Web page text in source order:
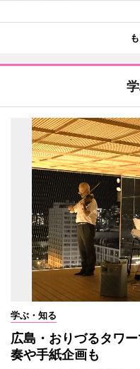
学ぶ・知る
広島・おりづるタワ
奏や手紙企画も